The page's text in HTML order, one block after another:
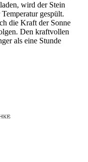
wird der Stein
gespült.
die Kraft der Sonne
Den kraftvollen
als eine Stunde